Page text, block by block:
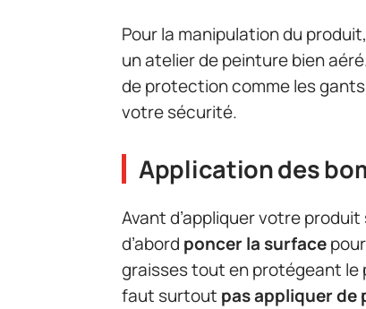
Pour la manipulation du
un atelier de peinture bien
de protection comme les
votre sécurité.
Application des
Avant d’appliquer votre
d’abord poncer la surface
graisses tout en protégeant le
faut surtout pas appliquer de